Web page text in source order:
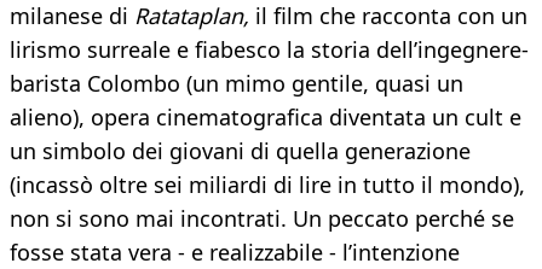
milanese di Ratataplan, il film che racconta con un
lirismo surreale e fiabesco la storia dell’ingegnere-
barista Colombo (un mimo gentile, quasi un
alieno), opera cinematografica diventata un cult e
un simbolo dei giovani di quella generazione
(incassò oltre sei miliardi di lire in tutto il mondo),
non si sono mai incontrati. Un peccato perché se
fosse stata vera - e realizzabile - l’intenzione